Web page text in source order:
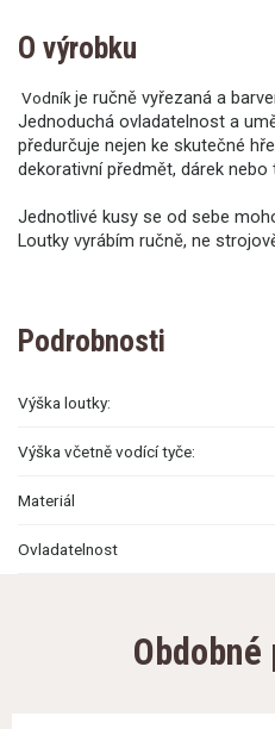
O výrobku
Vodník je ručně vyřezaná a
Jednoduchá ovladatelnost a
předurčuje nejen ke skutečné
dekorativní předmět, dárek
Jednotlivé kusy se od sebe
Loutky vyrábím ručně, ne
Podrobnosti
Výška loutky:
Výška včetně vodící tyče:
Materiál
Ovladatelnost